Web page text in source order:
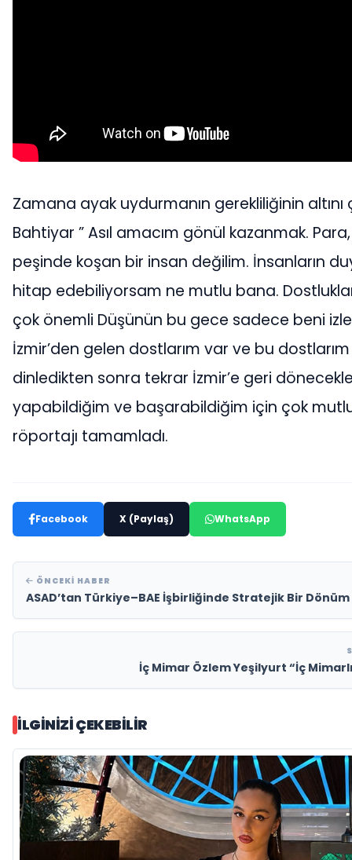
Zamana ayak uydurmanın gerekliliğinin altını
Bahtiyar ” Asıl amacım gönül kazanmak.
peşinde koşan bir insan değilim. İnsanların
hitap edebiliyorsam ne mutlu bana.
çok önemli Düşünün bu gece sadece beni
İzmir’den gelen dostlarım var ve bu
dinledikten sonra tekrar İzmir’e geri
yapabildiğim ve başarabildiğim için çok
röportajı tamamladı.
Facebook X (Paylaş) WhatsApp
ÖNCEKI HABER
ASAD’tan Türkiye–BAE İşbirliğinde Stratejik Bir Dönüm
İç Mimar Özlem Yeşilyurt “İç
İLGINIZI ÇEKEBILIR